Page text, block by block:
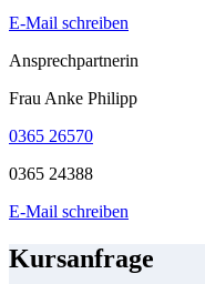
E-Mail schreiben
Ansprechpartnerin
Frau Anke Philipp
0365 26570
0365 24388
E-Mail schreiben
Kursanfrage